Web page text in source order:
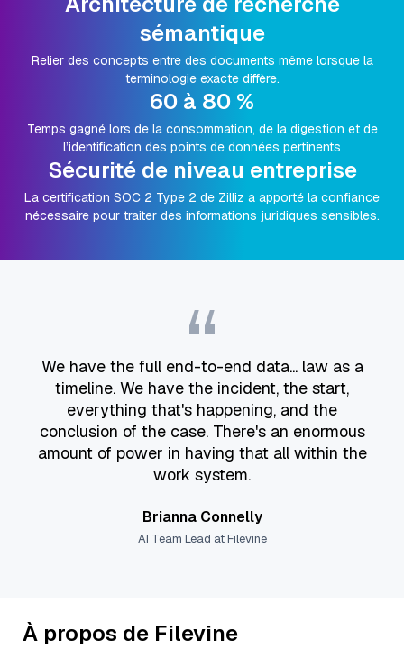
sémantique
Relier des concepts entre des documents même lorsque la
terminologie exacte diffère.
60 à 80 %
Temps gagné lors de la consommation, de la digestion et de
l’identification des points de données pertinents
Sécurité de niveau entreprise
La certification SOC 2 Type 2 de Zilliz a apporté la confiance
nécessaire pour traiter des informations juridiques sensibles.
“
We have the full end-to-end data... law as a
timeline. We have the incident, the start,
everything that's happening, and the
conclusion of the case. There's an enormous
amount of power in having that all within the
work system.
Brianna Connelly
AI Team Lead at Filevine
À propos de Filevine